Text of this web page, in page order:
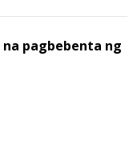
pagbebenta ng